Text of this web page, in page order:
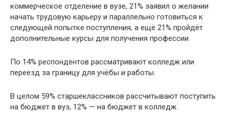
коммерческое отделение в вузе, 21% заявил о желании
начать трудовую карьеру и параллельно готовиться к
следующей попытке поступления, а ещё 21% пройдёт
дополнительные курсы для получения профессии.
По 14% респондентов рассматривают колледж или
переезд за границу для учёбы и работы.
В целом 59% старшеклассников рассчитывают поступить
на бюджет в вуз, 12% — на бюджет в колледж.